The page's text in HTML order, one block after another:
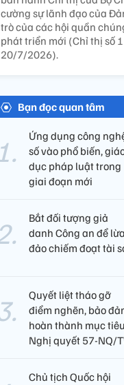
cường sự lãnh đạo của
trò của các hội quần
phát triển mới (Chỉ thị số
20/7/2026).
Bạn đọc quan tâm
Ứng dụng công
số vào phổ biến,
dục pháp luật trong
giai đoạn mới
Bắt đối tượng giả
danh Công an để lừa
đảo chiếm đoạt tài
Quyết liệt tháo gỡ
điểm nghẽn, bảo
hoàn thành mục tiêu
Nghị quyết 57-NQ/
Chủ tịch Quốc hội